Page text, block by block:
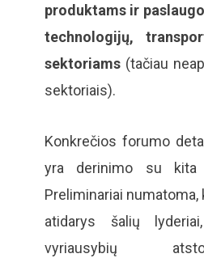
produktams ir
technologijų,
sektoriams (tačiau
sektoriais).
Konkrečios forumo
yra derinimo su kita
Preliminariai
atidarys šalių
vyriausybių